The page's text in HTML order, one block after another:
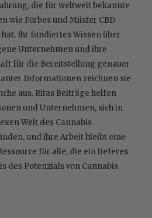
die für weltweit bekannte
wie Forbes und Miister CBD
Ihr fundiertes Wissen über
Unternehmen und ihre
für die Bereitstellung genauer
Informationen zeichnen sie
aus. Ritas Beiträge helfen
und Unternehmen, sich in
Welt des Cannabis
und ihre Arbeit bleibt eine
für alle, die ein tieferes
des Potenzials von Cannabis